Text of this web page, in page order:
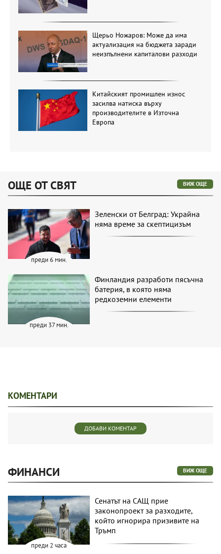
Щерьо Ножаров: Може да има
актуализация на бюджета заради
неизпълнени капиталови разходи
Китайският промишлен износ
засилва натиска върху
производителите в Източна
Европа
ОЩЕ ОТ СВЯТ ВИЖ ОЩЕ
преди 6 мин.
Зеленски от Белград: Украйна
няма време за скептицизъм
преди 37 мин.
Финландия разработи пясъчна
батерия, в която няма
редкоземни елементи
КОМЕНТАРИ
ДОБАВИ КОМЕНТАР
ФИНАНСИ ВИЖ ОЩЕ
преди 2 часа
Сенатът на САЩ прие
законопроект за разходите,
който игнорира призивите на
Тръмп